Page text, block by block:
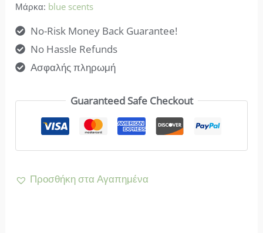
Μάρκα: blue scents
No-Risk Money Back Guarantee!
No Hassle Refunds
Ασφαλής πληρωμή
Guaranteed Safe Checkout
Προσθήκη στα Αγαπημένα